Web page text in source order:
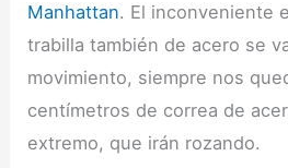
Manhattan. El inconveniente
trabilla también de acero se
movimiento, siempre nos
centímetros de correa de
extremo, que irán rozando.